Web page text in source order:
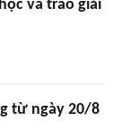
và trao giải
từ ngày 20/8